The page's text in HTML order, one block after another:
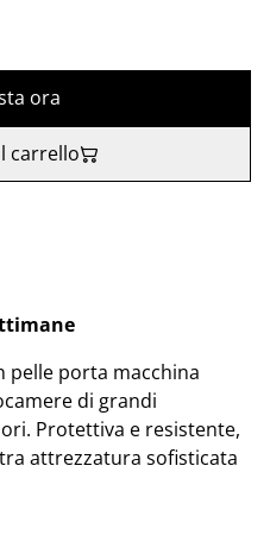
ora
carrello
pelle porta macchina
di grandi
Protettiva e resistente,
attrezzatura sofisticata